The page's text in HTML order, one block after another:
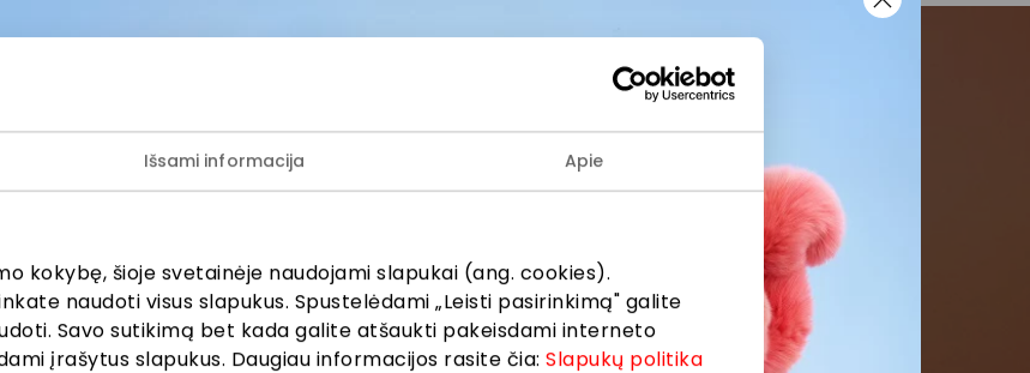
Išsami informacija Apie
kokybę, šioje svetainėje naudojami slapukai (ang. cookies).
naudoti visus slapukus. Spustelėdami „Leisti pasirinkimą" galite
Savo sutikimą bet kada galite atšaukti pakeisdami interneto
įrašytus slapukus. Daugiau informacijos rasite čia:Slapukų politika
prie mūsų bendruomenės
apie geriausius pasiūlymus, renginius ir naujausią informaciją iš